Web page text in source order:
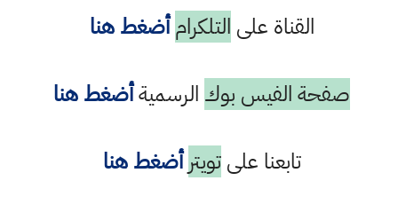
القناة على التلكرام أضغط هنا
صفحة الفيس بوك الرسميةأضغط هنا
تابعنا علىتويتر أضغط هنا